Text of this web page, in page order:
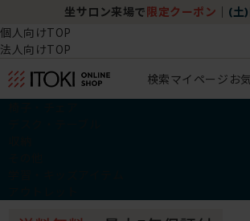
坐サロン来場で 限定クーポン (土
個人向けTOP
法人向けTOP
検索マイページ お